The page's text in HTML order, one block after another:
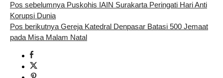
Pos sebelumnyaPuskohis IAIN Surakarta Peringati Hari Anti
Korupsi Dunia
Pos berikutnyaGereja Katedral Denpasar Batasi 500 Jemaat
pada Misa Malam Natal